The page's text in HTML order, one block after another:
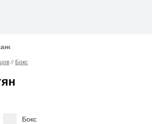
и Евлоев возглавят турнир UFC
//Бокс
Бокс